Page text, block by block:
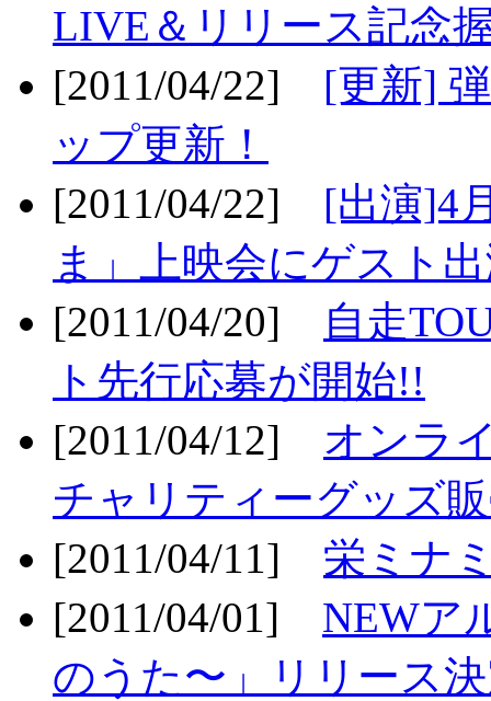
LIVE＆リリース記念
[2011/04/22] [更新]
ップ更新！
[2011/04/22] [出演]4
ま」上映会にゲスト
[2011/04/20]
自走
ト先行応募が開始!!
[2011/04/12] オンラ
チャリティーグッズ
[2011/04/11] 栄ミナ
[2011/04/01] NEWア
のうた〜」リリース